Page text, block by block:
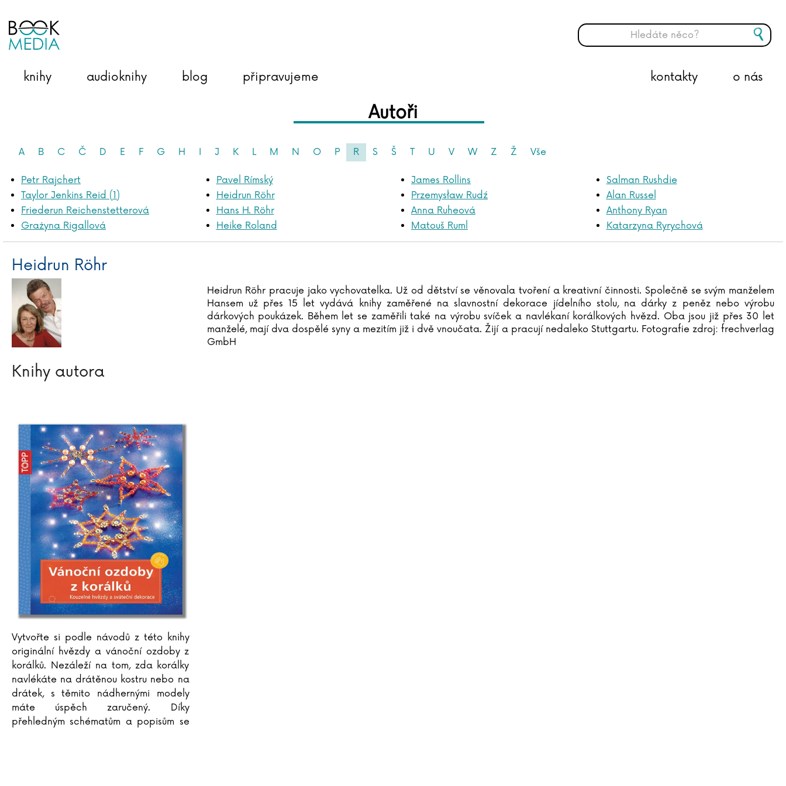
knihy audioknihy blog připravujeme o nás
kontakty
Autoři
A B C Č D E F G H I J K L M N O P R S Š T U V W Z Ž Vše
Petr Rajchert
Taylor Jenkins Reid (1)
Friederun Reichenstetterová
Grażyna Rigallová
Pavel Rímský
Heidrun Röhr
Hans H. Röhr
Heike Roland
James Rollins
Przemysław Rudź
Anna Ruheová
Matouš Ruml
Salman Rushdie
Alan Russel
Anthony Ryan
Katarzyna Ryrychová
Heidrun Röhr
Heidrun Röhr pracuje jako vychovatelka. Už od dětství se věnovala tvoření a kreativní činnosti. Společně se svým manželem
Hansem už přes 15 let vydává knihy zaměřené na slavnostní dekorace jídelního stolu, na dárky z peněz nebo výrobu
dárkových poukázek. Během let se zaměřili také na výrobu svíček a navlékaní korálkových hvězd. Oba jsou již přes 30 let
manželé, mají dva dospělé syny a mezitím již i dvě vnoučata. Žijí a pracují nedaleko Stuttgartu. Fotografie zdroj: frechverlag
GmbH
Knihy autora
Vytvořte si podle návodů z této knihy
originální hvězdy a vánoční ozdoby z
korálků. Nezáleží na tom, zda korálky
navlékáte na drátěnou kostru nebo na
drátek, s těmito nádhernými modely
máte úspěch zaručený. Díky
přehledným schématům a popisům se